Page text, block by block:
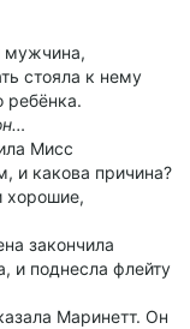
стояла к нему
ребёнка.
Мисс
и какова причина?
закончила
и поднесла флейту
Маринетт. Он